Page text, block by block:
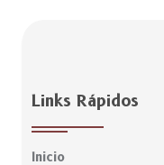
Links Rápidos
Inicio